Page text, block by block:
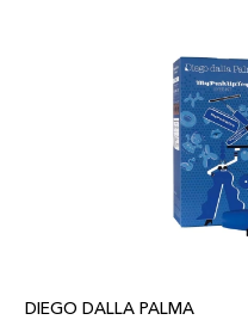
DIEGO DALLA PALMA